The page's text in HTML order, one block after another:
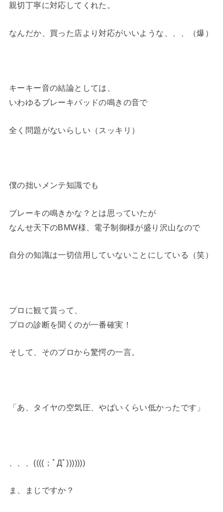
親切丁寧に対応してくれた。
なんだか、買った店より対応がいいような、、、（爆）
キーキー音の結論としては、
いわゆるブレーキパッドの鳴きの音で
全く問題がないらしい（スッキリ）
僕の拙いメンテ知識でも
ブレーキの鳴きかな？とは思っていたが
なんせ天下のBMW様、電子制御様が盛り沢山なので
自分の知識は一切信用していないことにしている（笑）
プロに観て貰って、
プロの診断を聞くのが一番確実！
そして、そのプロから驚愕の一言。
「あ、タイヤの空気圧、やばいくらい低かったです」
、、、((((；ﾟДﾟ)))))))
ま、まじですか？